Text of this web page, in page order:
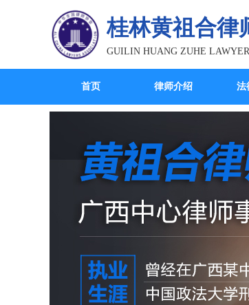
桂林黄祖合律
GUILIN HUANG ZUHE
首页 律师介绍 法